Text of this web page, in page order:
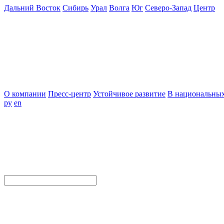
Дальний Восток Сибирь Урал Волга Юг Северо-Запад Центр
О компании Пресс-центр Устойчивое развитие В
ру en